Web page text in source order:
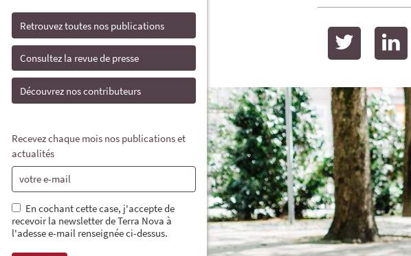
Retrouvez toutes nos publications
Consultez la revue de presse
Découvrez nos contributeurs
Recevez chaque mois nos publications et
actualités
En cochant cette case, j'accepte de
recevoir la newsletter de Terra Nova à
l'adesse e-mail renseignée ci-dessus.
twitter